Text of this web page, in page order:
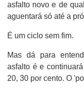
asfalto novo e de
aguentará só até a
É um ciclo sem fim.
Mas dá para
asfalto é e
20, 30 por cento. O